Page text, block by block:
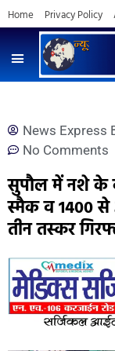
Home Privacy Policy
News Express
No Comments
सुपौल में नशे के
स्मैक व 1400 से
तीन तस्कर